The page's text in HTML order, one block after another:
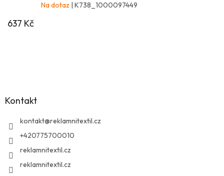
Na dotaz | K738_1000097449
637 Kč
Kontakt
kontakt@reklamnitextil.cz
+420775700010
reklamnitextil.cz
reklamnitextil.cz